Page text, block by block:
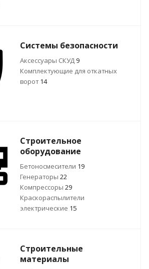
Системы безопасности
Аксессуары СКУД 9
Комплектующие для откатных
ворот14
Строительное
оборудование
Бетоносмесители 19
Генераторы 22
Компрессоры 29
Краскораспылители
электрические 15
Строительные
материалы